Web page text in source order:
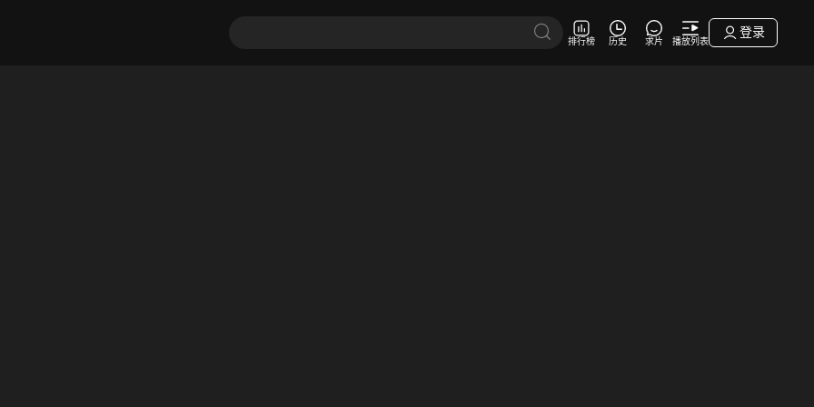
排行榜 历史 求片 播放列表
登录